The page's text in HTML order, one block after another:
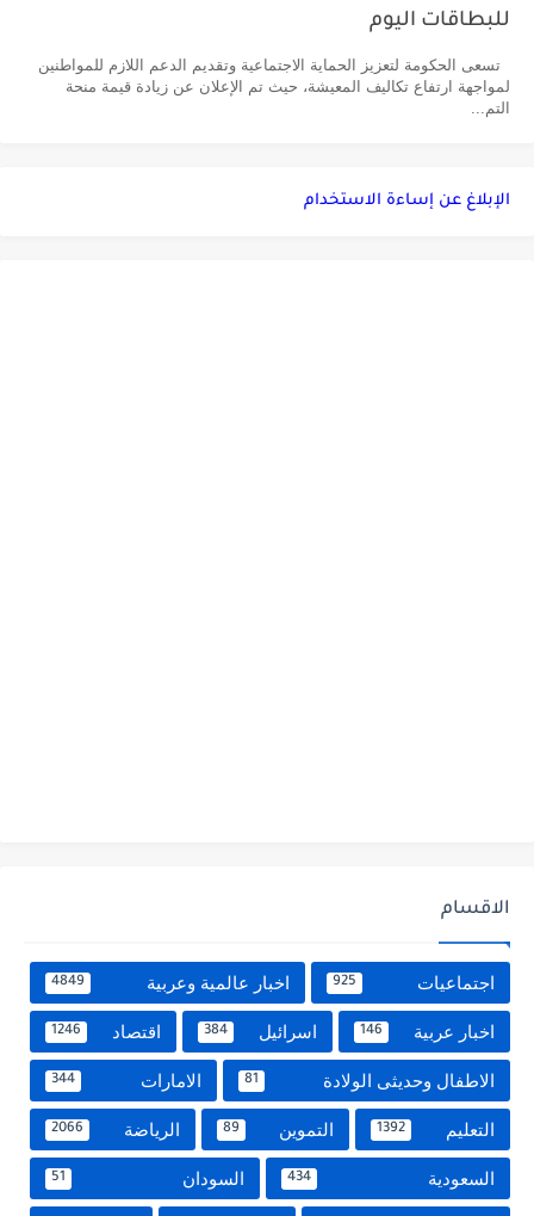
للبطاقات اليوم
تسعى الحكومة لتعزيز الحماية الاجتماعية وتقديم الدعم اللازم للمواطنين
لمواجهة ارتفاع تكاليف المعيشة، حيث تم الإعلان عن زيادة قيمة منحة
التم...
الإبلاغ عن إساءة الاستخدام
الاقسام
اجتماعيات 925 اخبار عالمية وعربية 4849
اخبار عربية 146 اسرائيل 384 اقتصاد 1246
الاطفال وحديثى الولادة 81 الامارات 344
التعليم 1392 التموين 89 الرياضة 2066
السعودية 434 السودان 51